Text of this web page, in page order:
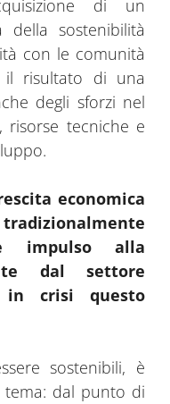
di un
sostenibilità
con le comunità
risultato di una
degli sforzi nel
risorse tecniche e
economica
impulso alla
dal settore
in crisi questo
sostenibili, è
tema: dal punto di